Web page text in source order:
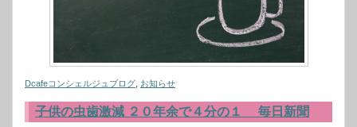
Dcafeコンシェルジュブログ お知らせ
子供の虫歯激減 ２０年余で４分の１ 毎日新聞